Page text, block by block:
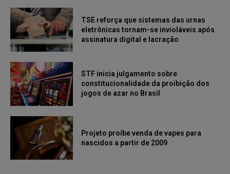
TSE reforça que sistemas das urnas
eletrônicas tornam-se invioláveis após
assinatura digital e lacração
STF inicia julgamento sobre
constitucionalidade da proibição dos
jogos de azar no Brasil
Projeto proíbe venda de vapes para
nascidos a partir de 2009